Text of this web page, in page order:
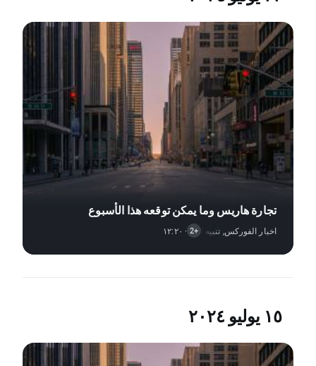
تجارة هاريس وما يمكن توقعه هذا الأسبوع
اخبار الفوركس, تنبيه السوق,اخبار الأسهم +2 · ١٢:٢٠
١٥ يوليو ٢٠٢٤